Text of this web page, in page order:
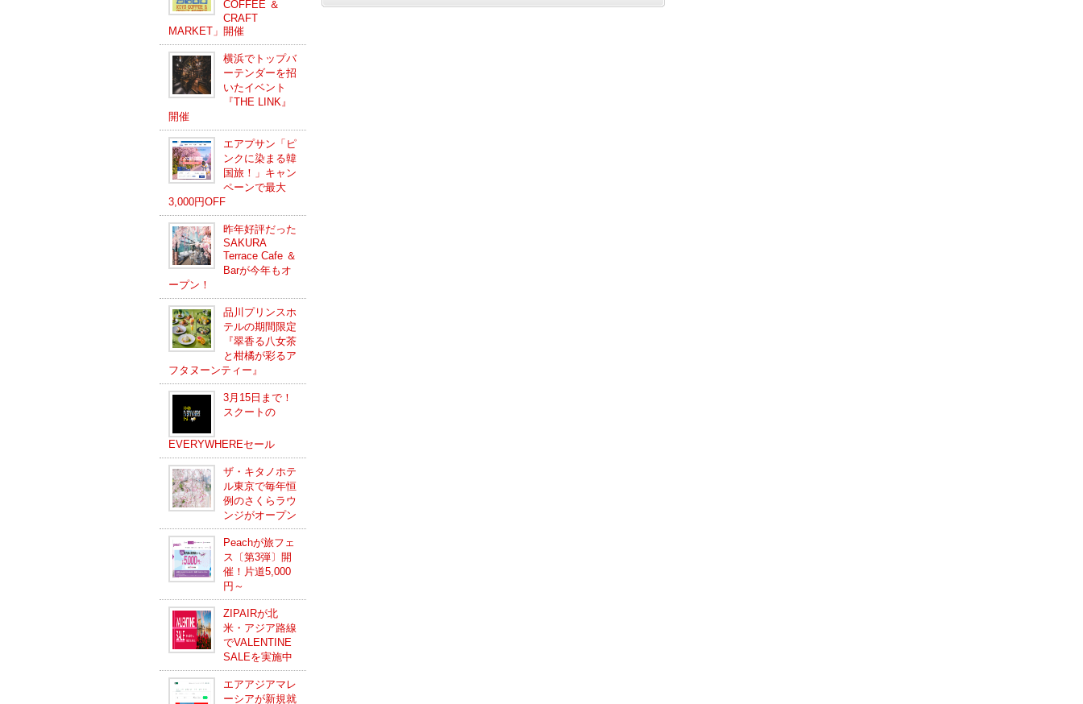
COFFEE ＆
CRAFT
MARKET」開催
横浜でトップバ
ーテンダーを招
いたイベント
『THE LINK』
開催
エアプサン「ピ
ンクに染まる韓
国旅！」キャン
ペーンで最大
3,000円OFF
昨年好評だった
SAKURA
Terrace Cafe ＆
Barが今年もオ
ープン！
品川プリンスホ
テルの期間限定
『翠香る八女茶
と柑橘が彩るア
フタヌーンティー』
3月15日まで！
スクートの
EVERYWHEREセール
ザ・キタノホテ
ル東京で毎年恒
例のさくらラウ
ンジがオープン
Peachが旅フェ
ス〔第3弾〕開
催！片道5,000
円～
ZIPAIRが北
米・アジア路線
でVALENTINE
SALEを実施中
エアアジアマレ
ーシアが新規就